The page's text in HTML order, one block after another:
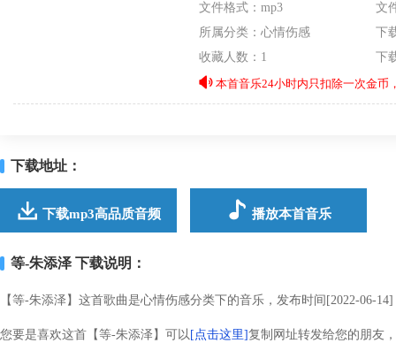
文件格式：mp3
文
所属分类： 心情伤感
下
收藏人数：1
下
本首音乐24小时内只扣除一次金币
下载地址：
下载mp3高品质音频 播放本首音乐
等-朱添泽 下载说明：
【等-朱添泽】这首歌曲是心情伤感分类下的音乐，发布时间[2022-06-
您要是喜欢这首【等-朱添泽】可以 [点击这里]复制网址转发给您的朋友